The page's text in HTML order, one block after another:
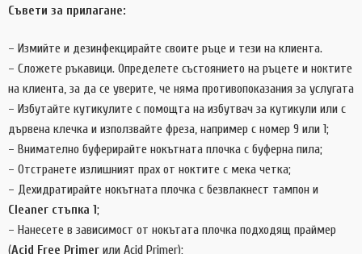
Съвети за прилагане:
– Измийте и дезинфекцирайте своите ръце и тези на клиента.
– Сложете ръкавици. Определете състоянието на ръцете и ноктите
на клиента, за да се уверите, че няма противопоказания за услугата
– Избутайте кутикулите с помощта на избутвач за кутикули или с
дървена клечка и използвайте фреза, например с номер 9 или 1;
– Внимателно буферирайте нокътната плочка с буферна пила;
– Отстранете излишният прах от ноктите с мека четка;
– Дехидратирайте нокътната плочка с безвлакнест тампон и
Cleaner стъпка 1;
– Нанесете в зависимост от нокътата плочка подходящ праймер
(Acid Free Primer или Acid Primer);